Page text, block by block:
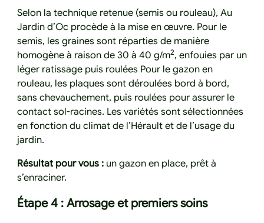
Selon la technique retenue (semis ou rouleau), Au
Jardin d’Oc procède à la mise en œuvre. Pour le
semis, les graines sont réparties de manière
homogène à raison de 30 à 40 g/m2, enfouies par un
léger ratissage puis roulées Pour le gazon en
rouleau, les plaques sont déroulées bord à bord,
sans chevauchement, puis roulées pour assurer le
contact sol-racines. Les variétés sont sélectionnées
en fonction du climat de l’Hérault et de l’usage du
jardin.
Résultat pour vous : un gazon en place, prêt à
s’enraciner.
Étape 4 : Arrosage et premiers soins